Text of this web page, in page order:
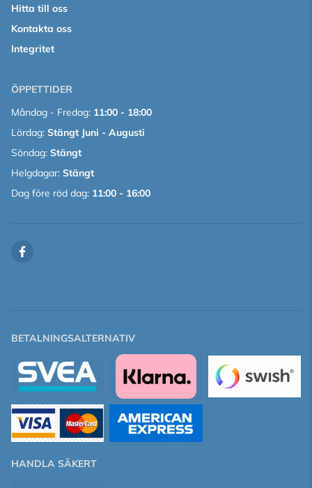
Hitta till oss
Kontakta oss
Integritet
ÖPPETTIDER
Måndag - Fredag: 11:00 - 18:00
Lördag: Stängt Juni - Augusti
Söndag: Stängt
Helgdagar: Stängt
Dag före röd dag: 11:00 - 16:00
BETALNINGSALTERNATIV
HANDLA SÄKERT